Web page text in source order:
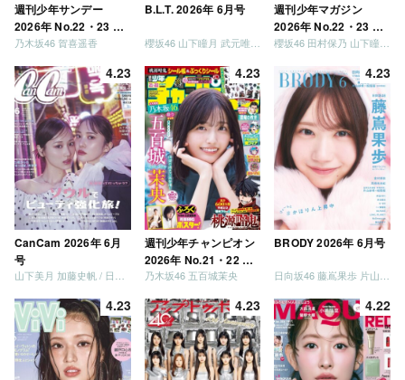
週刊少年サンデー
2026年 No.22・23 合
併号
乃木坂46 賀喜遥香
B.L.T. 2026年 6月号
櫻坂46 山下瞳月 武元唯衣 / 乃木坂46 海邉朱莉
週刊少年マガジン
2026年 No.22・23 合
併号
4.23
CanCam 2026年 6月
号
山下美月 加藤史帆 / 日向坂46 大野愛実
4.23
週刊少年チャンピオン
2026年 No.21・22 合
併号
乃木坂46 五百城茉央
4.23
BRODY 2026年 6月号
日向坂46 藤嶌果歩 片山紗希 松尾桜 金村美玖 髙橋未来虹
4.23 4.23 4.22